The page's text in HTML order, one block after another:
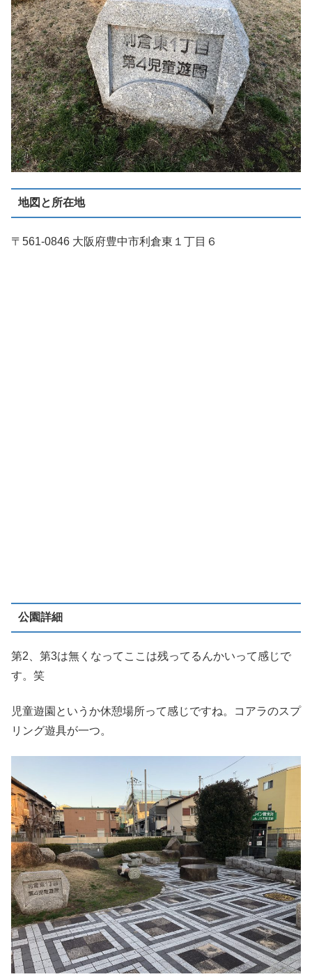
地図と所在地
〒561-0846 大阪府豊中市利倉東１丁目６
公園詳細
第2、第3は無くなってここは残ってるんかいって感じで
す。笑
児童遊園というか休憩場所って感じですね。コアラのスプ
リング遊具が一つ。